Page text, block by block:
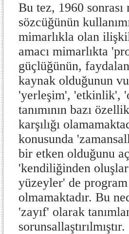
Bu tez, 1960 sonrası
sözcüğünün
mimarlıkla olan
amacı mimarlıkta
güçlüğünün,
kaynak olduğunun
'yerleşim', 'etkinlik',
tanımının bazı
karşılığı
konusunda
bir etken olduğunu
'kendiliğinden
yüzeyler' de
olmamaktadır. Bu
'zayıf' olarak
sorunsallaştırılmıştır.